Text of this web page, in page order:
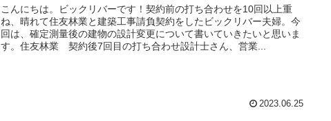
こんにちは。ビックリバーです！契約前の打ち合わせを10回以上重
ね、晴れて住友林業と建築工事請負契約をしたビックリバー夫婦。今
回は、確定測量後の建物の設計変更について書いていきたいと思いま
す。住友林業 契約後7回目の打ち合わせ設計士さん、営業...
2023.06.25